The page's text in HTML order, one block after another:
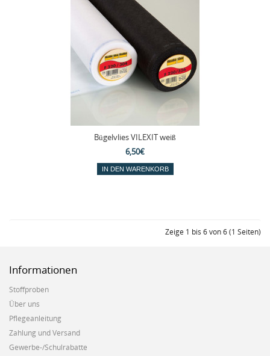
Bügelvlies VILEXIT weiß
6,50€
Zeige 1 bis 6 von 6 (1 Seiten)
Informationen
Stoffproben
Über uns
Pflegeanleitung
Zahlung und Versand
Gewerbe-/Schulrabatte